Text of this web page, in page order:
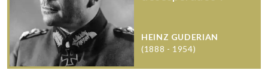
HEINZ GUDERIAN
(1888 - 1954)